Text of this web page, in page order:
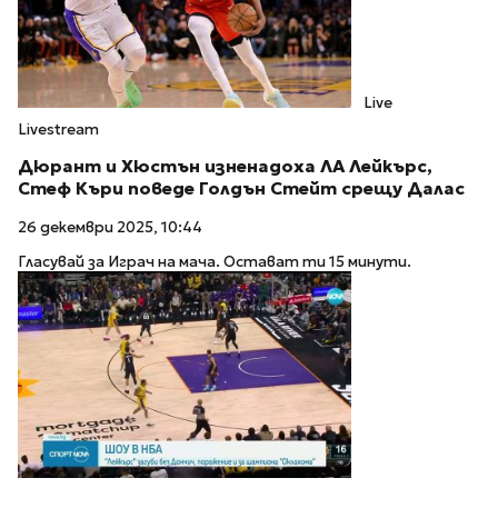
Live
Livestream
Дюрант и Хюстън изненадоха ЛА Лейкърс,
Стеф Къри поведе Голдън Стейт срещу Далас
26 декември 2025, 10:44
Гласувай за Играч на мача. Остават ти 15 минути.